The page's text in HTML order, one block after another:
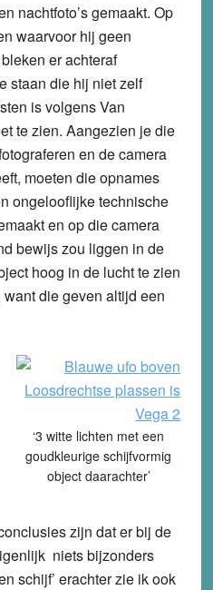
nachtfoto’s gemaakt. Op
waarvoor hij geen
er achteraf
staan die hij niet zelf
is volgens Van
te zien. Aangezien je die
en de camera
moeten die opnames
ongelooflijke technische
en op die camera
bewijs zou liggen in de
hoog in de lucht te zien
die geven altijd een
‘3 witte lichten met een
goudkleurige schijfvormig
object daarachter’
zijn dat er bij de
niets bijzonders
schijf’ erachter zie ik ook